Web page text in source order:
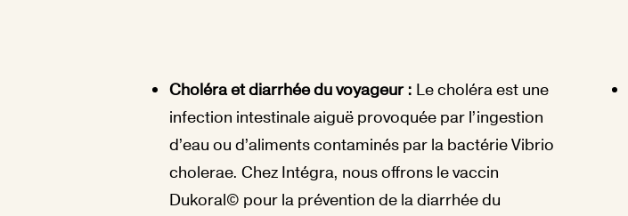
Choléra et diarrhée du voyageur : Le choléra est une
infection intestinale aiguë provoquée par l’ingestion
d’eau ou d’aliments contaminés par la bactérie Vibrio
cholerae. Chez Intégra, nous offrons le vaccin
Dukoral© pour la prévention de la diarrhée du